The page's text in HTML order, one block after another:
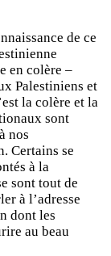
de ce
en colère –
Palestiniens et
la colère et la
sont
nos
Certains se
à la
sont tout de
à l’adresse
dont les
au beau